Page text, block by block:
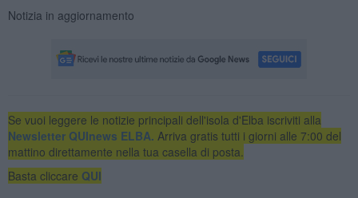
Notizia in aggiornamento
Se vuoi leggere le notizie principali dell'isola d'Elba iscriviti alla
Newsletter QUInews ELBA. Arriva gratis tutti i giorni alle 7:00 del
mattino direttamente nella tua casella di posta.
Basta cliccare QUI